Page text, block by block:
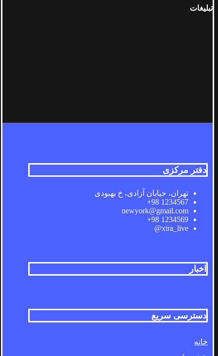
تبلیغات
دفتر مرکزی
تهران، خیابان آزادی، خ بهبودی
1234567 98+
newyork@gmail.com
1234569 98+
xtra_live@
اخبار
دسترسی سریع
خانه